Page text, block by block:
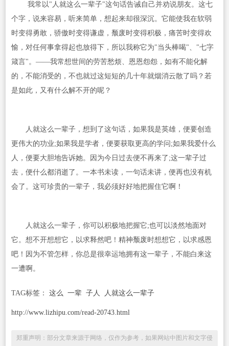
我常以"人就这么一辈子"这句话告诫自己并劝说朋友。这七
个字，说来容易，听来简单，想起来却很深沉。它能使我在软弱
时变得勇敢，骄傲时变得谦虚，颓废时变得积极，痛苦时变得欢
愉，对任何事拿得起也放得下，所以我称它为"当头棒喝"、"七字
箴言"。——我常想世间的劳苦愁烦、恩恩怨怨，如有不能化解
的，不能消受的，不也就过这短短的几十年就烟消云散了吗？若
是如此，又有什么解不开的呢？
人就这么一辈子，想到了这句话，如果我是英雄，便要创造
更伟大的功业;如果我是学者，便要获取更高的学问;如果我爱什么
人，便要大胆地告诉她。因为今日过去便不再来了;这一辈子过
去，便什么都消逝了。一本书未读，一句话未讲，便再也没有机
会了。这可珍贵的一辈子，我必须好好地把握住它啊！
人就这么一辈子，你可以积极地把握它;也可以淡然地面对
它。想不开想想它，以求释然吧！精神颓废时想想它，以求感恩
吧！因为不管怎样，你总是很幸运地拥有这一辈子，不能白来这
一遭啊。
TAG标签： 这么 一辈 子人 人就这么一辈子
http://www.lizhipu.com/read-20743.html
郑重声明：部分文章来源于网络，仅作为参考，如果网站中图片和文字侵